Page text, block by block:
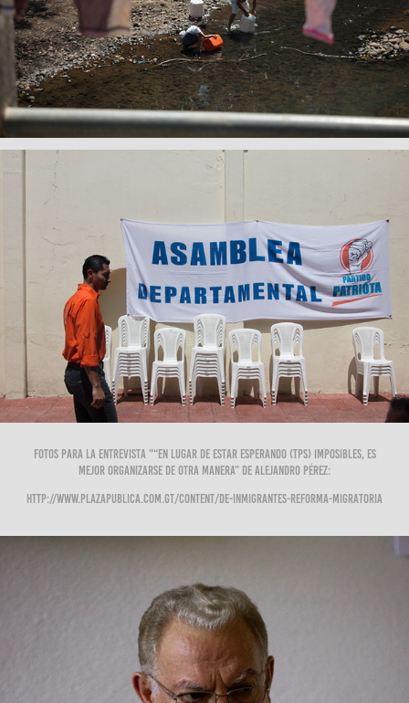
Fotos para la entrevista "“En lugar de estar esperando (TPS) imposibles, es
mejor organizarse de otra manera” de Alejandro Pérez:
http://www.plazapublica.com.gt/content/de-inmigrantes-reforma-migratoria